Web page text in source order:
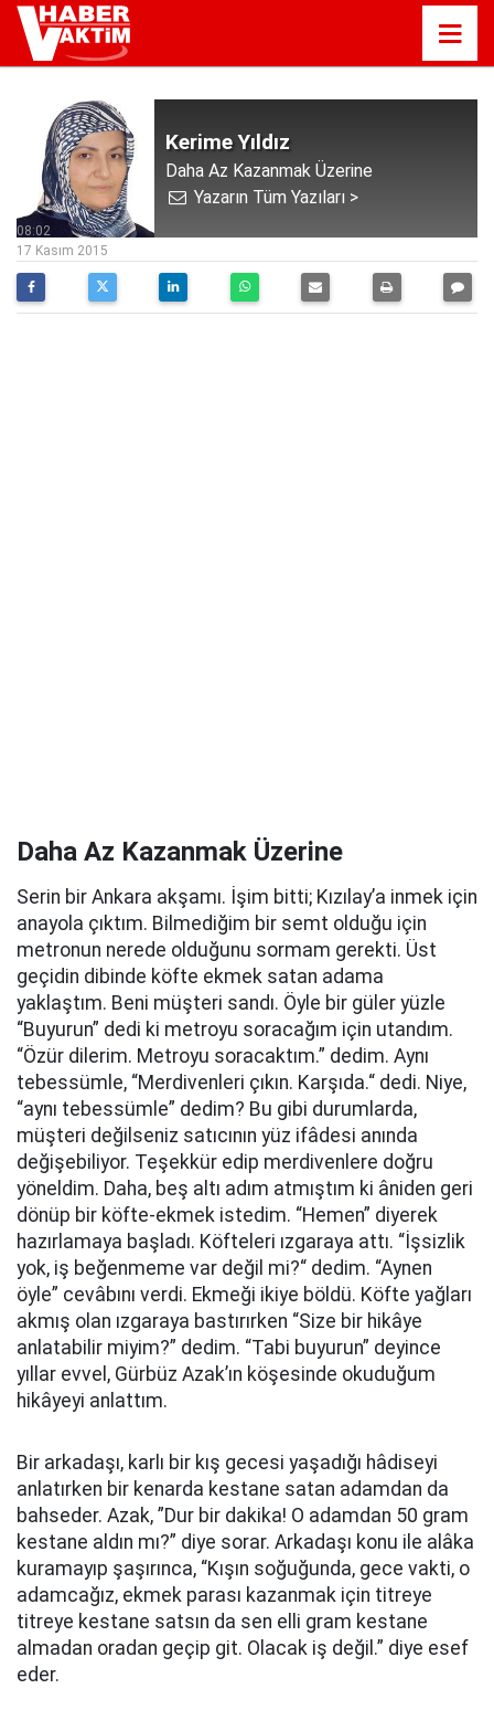
Kerime Yıldız
Daha Az Kazanmak Üzerine
Yazarın Tüm Yazıları >
08:02
17 Kasım 2015
Daha Az Kazanmak Üzerine
Serin bir Ankara akşamı. İşim bitti; Kızılay’a inmek için
anayola çıktım. Bilmediğim bir semt olduğu için
metronun nerede olduğunu sormam gerekti. Üst
geçidin dibinde köfte ekmek satan adama
yaklaştım. Beni müşteri sandı. Öyle bir güler yüzle
“Buyurun” dedi ki metroyu soracağım için utandım.
“Özür dilerim. Metroyu soracaktım.” dedim. Aynı
tebessümle, “Merdivenleri çıkın. Karşıda.“ dedi. Niye,
“aynı tebessümle” dedim? Bu gibi durumlarda,
müşteri değilseniz satıcının yüz ifâdesi anında
değişebiliyor. Teşekkür edip merdivenlere doğru
yöneldim. Daha, beş altı adım atmıştım ki âniden geri
dönüp bir köfte-ekmek istedim. “Hemen” diyerek
hazırlamaya başladı. Köfteleri ızgaraya attı. “İşsizlik
yok, iş beğenmeme var değil mi?“ dedim. “Aynen
öyle” cevâbını verdi. Ekmeği ikiye böldü. Köfte yağları
akmış olan ızgaraya bastırırken “Size bir hikâye
anlatabilir miyim?” dedim. “Tabi buyurun” deyince
yıllar evvel, Gürbüz Azak’ın köşesinde okuduğum
hikâyeyi anlattım.
Bir arkadaşı, karlı bir kış gecesi yaşadığı hâdiseyi
anlatırken bir kenarda kestane satan adamdan da
bahseder. Azak, ”Dur bir dakika! O adamdan 50 gram
kestane aldın mı?” diye sorar. Arkadaşı konu ile alâka
kuramayıp şaşırınca, “Kışın soğuğunda, gece vakti, o
adamcağız, ekmek parası kazanmak için titreye
titreye kestane satsın da sen elli gram kestane
almadan oradan geçip git. Olacak iş değil.” diye esef
eder.